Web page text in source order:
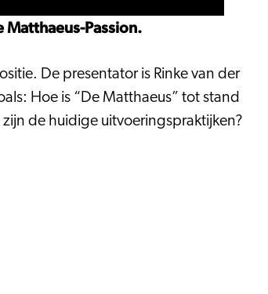
Passion.
De presentator is Rinke van der
Hoe is “De Matthaeus” tot stand
de huidige uitvoeringspraktijken?